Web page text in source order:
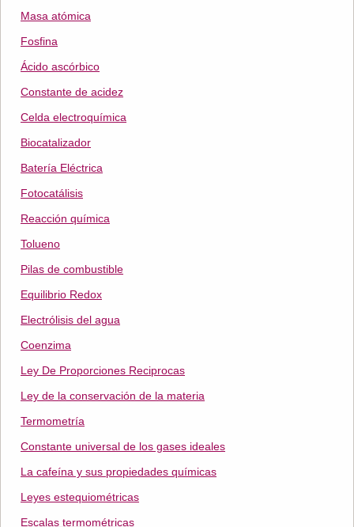
Masa atómica
Fosfina
Ácido ascórbico
Constante de acidez
Celda electroquímica
Biocatalizador
Batería Eléctrica
Fotocatálisis
Reacción química
Tolueno
Pilas de combustible
Equilibrio Redox
Electrólisis del agua
Coenzima
Ley De Proporciones Reciprocas
Ley de la conservación de la materia
Termometría
Constante universal de los gases ideales
La cafeína y sus propiedades químicas
Leyes estequiométricas
Escalas termométricas